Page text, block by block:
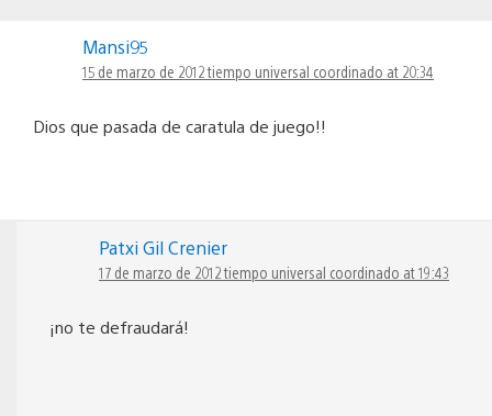
Mansi95
15 de marzo de 2012 tiempo universal coordinado at 20:34
Dios que pasada de caratula de juego!!
Patxi Gil Crenier
17 de marzo de 2012 tiempo universal coordinado at 19:43
¡no te defraudará!